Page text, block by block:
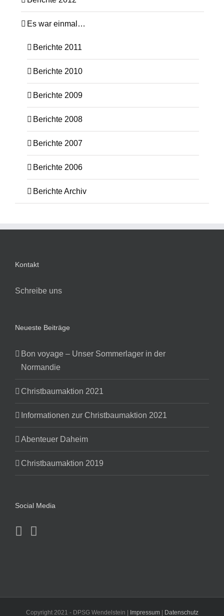
Es war einmal…
Berichte 2011
Berichte 2010
Berichte 2009
Berichte 2008
Berichte 2007
Berichte 2006
Berichte Archiv
Kontakt
Schreibe uns
Neueste Beiträge
Bon voyage – Unser Sommerlager in der
Normandie
Christbaumaktion 2021
Informationen zur Christbaumaktion 2021
Abenteuer Daheim
Christbaumaktion 2019
Social Media
Copyright 2021 - DPSG Wendelstein | Impressum| Datenschutz